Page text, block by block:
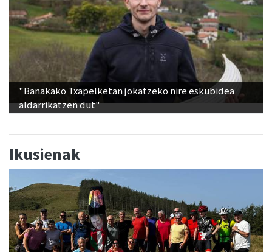
"Banakako Txapelketan jokatzeko nire eskubidea
aldarrikatzen dut"
Ikusienak